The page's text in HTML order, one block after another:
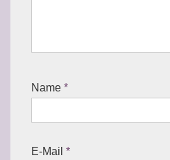
Name *
E-Mail *